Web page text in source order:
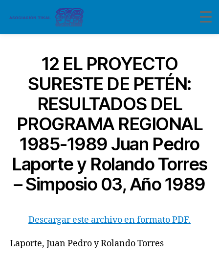
12 EL PROYECTO
SURESTE DE PETÉN:
RESULTADOS DEL
PROGRAMA REGIONAL
1985-1989 Juan Pedro
Laporte y Rolando Torres
– Simposio 03, Año 1989
Descargar este archivo en formato PDF.
Laporte, Juan Pedro y Rolando Torres